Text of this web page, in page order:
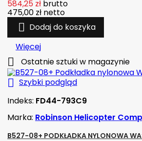
584,25 zł brutto
475,00 zł netto
 Dodaj do koszyka
Więcej
 Ostatnie sztuki w magazynie
 Szybki podgląd
Indeks: FD44-793C9
Marka: Robinson Helicopter
B527-08+ PODKŁADKA NYLONOWA